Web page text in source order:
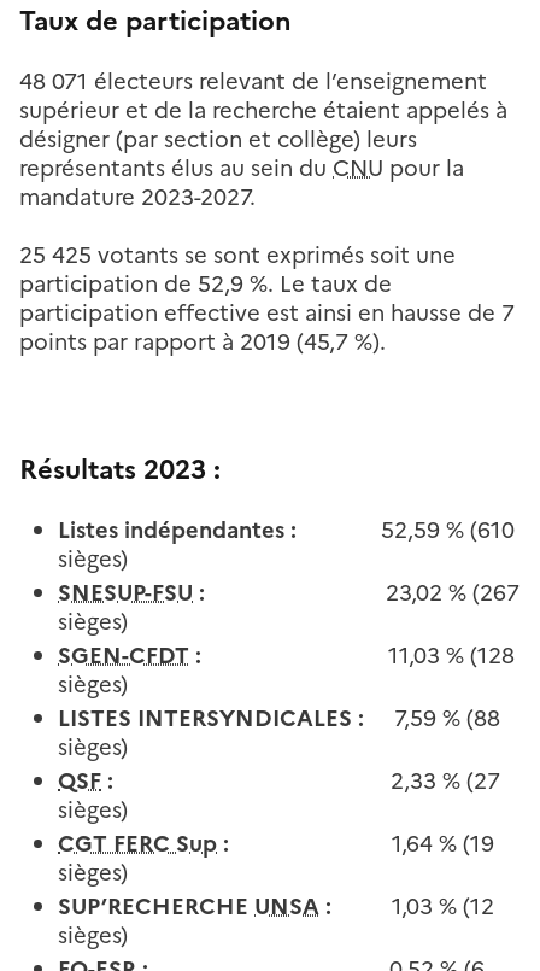
Taux de participation
48 071 électeurs relevant de l’enseignement
supérieur et de la recherche étaient appelés à
désigner (par section et collège) leurs
représentants élus au sein du CNU pour la
mandature 2023-2027.
25 425 votants se sont exprimés soit une
participation de 52,9 %. Le taux de
participation effective est ainsi en hausse de 7
points par rapport à 2019 (45,7 %).
Résultats 2023 :
Listes indépendantes :
52,59 % (610
sièges)
SNESUP-FSU :
23,02 % (267
sièges)
SGEN-CFDT :
11,03 % (128
sièges)
LISTES INTERSYNDICALES :
7,59 % (88
sièges)
QSF :
2,33 % (27
sièges)
CGT FERC Sup :
1,64 % (19
sièges)
SUP’RECHERCHE UNSA :
1,03 % (12
sièges)